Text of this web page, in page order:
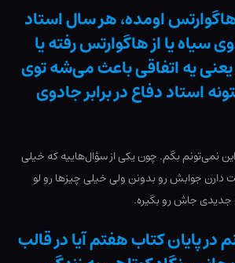
اومده، هر سال استاد
سیاه یا از هاگوارتس رفته یا
یه اتفاقی باعث می‌شه توی
نتونه استاد دفاع در برابر جادوی
این نمی‌تونم بگم. چون یکی از سؤال‌هاییه که خیلی
جوابش رو بدونن ولی خیلی چیزها رو لو
جدیدی جاش رو بگیره.
پایان کتاب هفتم آیا در قالب